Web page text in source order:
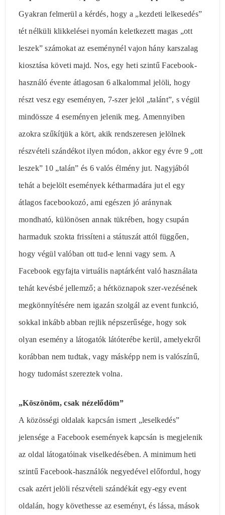
Gyakran felmerül a kérdés, hogy a „kezdeti lelkesedés”
tét nélküli klikkelései nyomán keletkezett magas „ott
leszek” számokat az eseménynél vajon hány karszalag
kiosztása követi majd. Nos, egy heti szintű Facebook-
használó évente átlagosan 6 alkalommal jelöli, hogy
részt vesz egy eseményen, 7-szer jelöl „talánt”, s végül
mindössze 4 eseményen jelenik meg. Amennyiben
azokra szűkítjük a kört, akik rendszeresen jelölnek
részvételi szándékot ilyen módon, akkor egy évre 9 „ott
leszek” 10 „talán” és 6 valós élmény jut. Nagyjából
tehát a bejelölt események kétharmadára jut el egy
átlagos facebookozó, ami egészen jó aránynak
mondható, különösen annak tükrében, hogy csupán
harmaduk szokta frissíteni a státuszát attól függően,
hogy végül valóban ott tud-e lenni vagy sem. A
Facebook egyfajta virtuális naptárként való használata
tehát kevésbé jellemző; a hétköznapok szer-vezésének
megkönnyítésére nem igazán szolgál az event funkció,
sokkal inkább abban rejlik népszerűsége, hogy sok
olyan esemény a látogatók látóterébe kerül, amelyekről
korábban nem tudtak, vagy másképp nem is valószínű,
hogy tudomást szereztek volna.
„Köszönöm, csak nézelődöm”
A közösségi oldalak kapcsán ismert „leselkedés”
jelensége a Facebook események kapcsán is megjelenik
az oldal látogatóinak viselkedésében. A minimum heti
szintű Facebook-használók negyedével előfordul, hogy
csak azért jelöli részvételi szándékát egy-egy event
oldalán, hogy követhesse az eseményt, és lássa, mások